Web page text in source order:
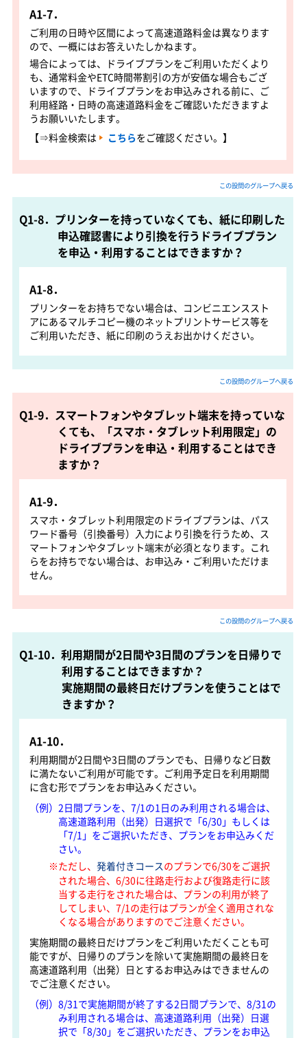
A1-7．
ご利用の日時や区間によって高速道路料金は異なります
ので、一概にはお答えいたしかねます。
場合によっては、ドライブプランをご利用いただくより
も、通常料金やETC時間帯割引の方が安価な場合もござ
いますので、ドライブプランをお申込みされる前に、ご
利用経路・日時の高速道路料金をご確認いただきますよ
うお願いいたします。
【⇒料金検索は
こちらをご確認ください。】
この設問のグループへ戻る
Q1-8．プリンターを持っていなくても、紙に印刷した
申込確認書により引換を行うドライブプラン
を申込・利用することはできますか？
A1-8．
プリンターをお持ちでない場合は、コンビニエンススト
アにあるマルチコピー機のネットプリントサービス等を
ご利用いただき、紙に印刷のうえお出かけください。
この設問のグループへ戻る
Q1-9．スマートフォンやタブレット端末を持っていな
くても、「スマホ・タブレット利用限定」の
ドライブプランを申込・利用することはでき
ますか？
A1-9．
スマホ・タブレット利用限定のドライブプランは、パス
ワード番号（引換番号）入力により引換を行うため、ス
マートフォンやタブレット端末が必須となります。 これ
らをお持ちでない場合は、お申込み・ご利用いただけま
せん。
この設問のグループへ戻る
Q1-10．利用期間が2日間や3日間のプランを日帰りで
利用することはできますか？
実施期間の最終日だけプランを使うことはで
きますか？
A1-10．
利用期間が2日間や3日間のプランでも、日帰りなど日数
に満たないご利用が可能です。ご利用予定日を利用期間
に含む形でプランをお申込みください。
（例）2日間プランを、7/1の1日のみ利用される場合は、
高速道路利用（出発）日選択で「6/30」もしくは
「7/1」をご選択いただき、プランをお申込みくだ
さい。
※ただし、 発着付きコースのプランで6/30をご選択
された場合、6/30に往路走行および復路走行に該
当する走行をされた場合は、プランの利用が終了
してしまい、7/1の走行はプランが全く適用されな
くなる場合がありますのでご注意ください。
実施期間の最終日だけプランをご利用いただくことも可
能ですが、日帰りのプランを除いて実施期間の最終日を
高速道路利用（出発）日とするお申込みはできませんの
でご注意ください。
（例）8/31で実施期間が終了する2日間プランで、8/31の
み利用される場合は、高速道路利用（出発）日選
択で「8/30」をご選択いただき、プランをお申込